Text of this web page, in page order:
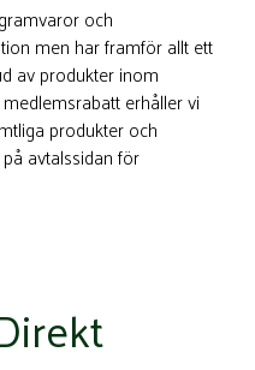
och
men har framför allt ett
av produkter inom
erhåller vi
produkter och
avtalssidan för